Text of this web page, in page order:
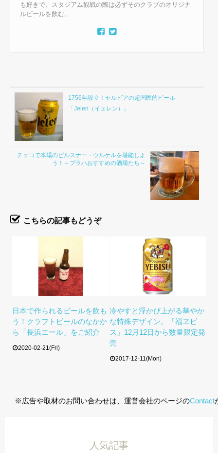
も好きで、スタジアム観戦の際は必ずそのクラブのオリジナ
ルビールを飲む。
1756年設立！セルビアの超国民的ビール
「Jelen（イェレン）」
チェコで本場のピルスナー・ウルケルを堪能しよ
う！～プラハおすすめの酒場たち～
こちらの記事もどうぞ
日本で作られるビールを飲も
う！クラフトビールのなかか
ら「長浜エール」をご紹介
2020-02-21(Fri)
冷やすと浮かび上がる華やか
な特殊デザイン。「福ヱビ
ス」12月12日から数量限定発
売
2017-12-11(Mon)
※広告や取材のお問い合わせは、運営会社のページのContact
人気記事